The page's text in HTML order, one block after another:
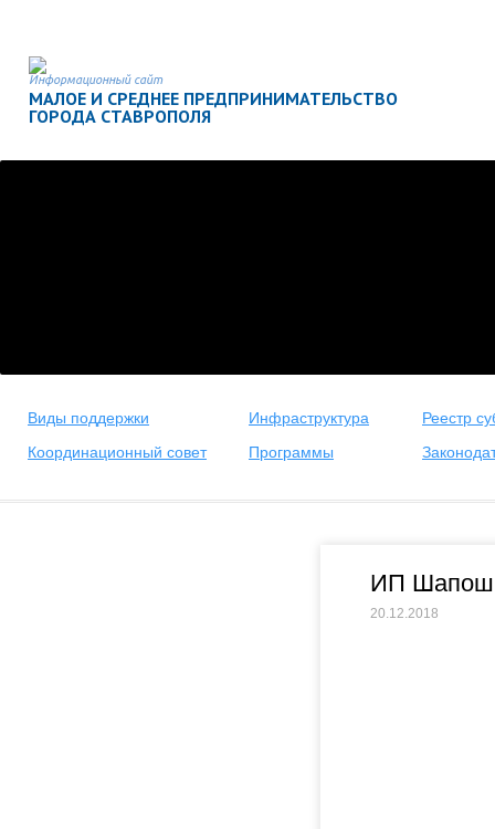
Информационный сайт
МАЛОЕ И СРЕДНЕЕ ПРЕДПРИНИМАТЕЛЬСТВО
ГОРОДА СТАВРОПОЛЯ
Виды поддержки Инфраструктура
Реестр
Координационный совет
Программы
ИП
20.12.2018